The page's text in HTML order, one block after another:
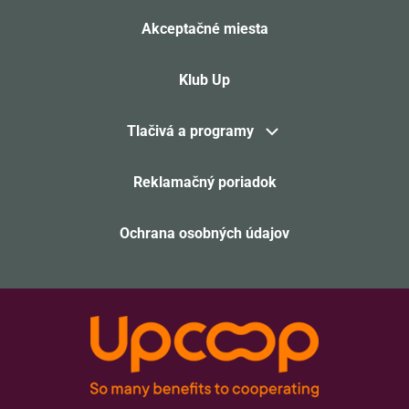
Akceptačné miesta
Klub Up
Tlačivá a programy
Reklamačný poriadok
Ochrana osobných údajov